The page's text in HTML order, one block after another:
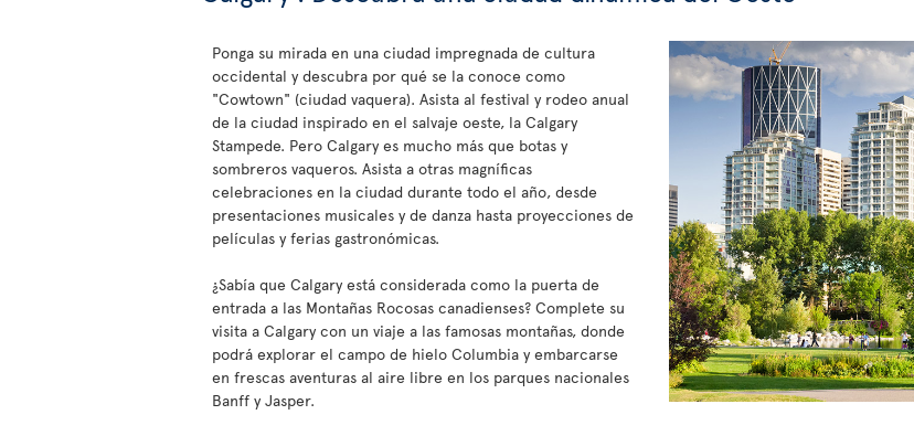
Ponga su mirada en una ciudad impregnada de cultura
occidental y descubra por qué se la conoce como
"Cowtown" (ciudad vaquera). Asista al festival y rodeo anual
de la ciudad inspirado en el salvaje oeste, la Calgary
Stampede. Pero Calgary es mucho más que botas y
sombreros vaqueros. Asista a otras magníficas
celebraciones en la ciudad durante todo el año, desde
presentaciones musicales y de danza hasta proyecciones de
películas y ferias gastronómicas.
¿Sabía que Calgary está considerada como la puerta de
entrada a las Montañas Rocosas canadienses? Complete su
visita a Calgary con un viaje a las famosas montañas, donde
podrá explorar el campo de hielo Columbia y embarcarse
en frescas aventuras al aire libre en los parques nacionales
Banff y Jasper.